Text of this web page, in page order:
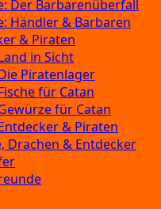
Der Barbarenüberfall
Händler & Barbaren
& Piraten
in Sicht
Piratenlager
für Catan
für Catan
& Piraten
Drachen & Entdecker